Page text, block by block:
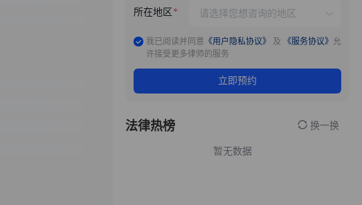
所在地区
我已阅读并同意 《用户隐私协议》 及 《服务协议》 允
许接受更多律师的服务
立即预约
法律热榜 换一换
暂无数据